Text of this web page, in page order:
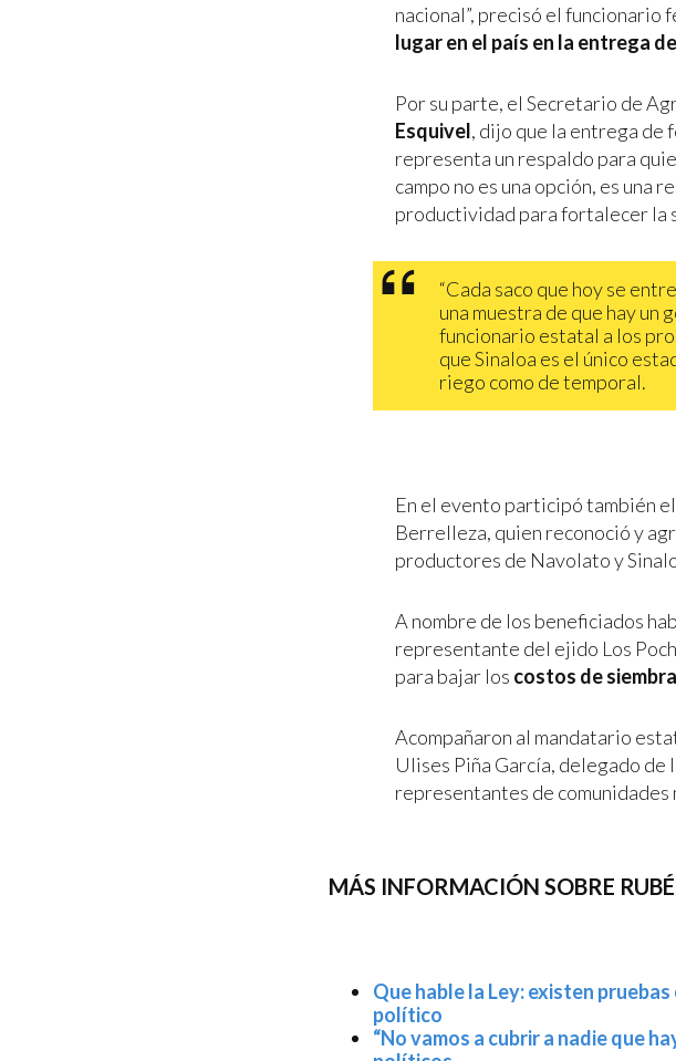
nacional”, precisó el funcionario
lugar en el país en la entrega
Por su parte, el Secretario de
Esquivel, dijo que la entrega de
representa un respaldo para
campo no es una opción, es una
productividad para fortalecer la
“Cada saco que hoy se
una muestra de que hay un
funcionario estatal a los
que Sinaloa es el único
riego como de temporal.
En el evento participó también
Berrelleza, quien reconoció y
productores de Navolato y
A nombre de los beneficiados
representante del ejido Los
para bajar los costos de
Acompañaron al mandatario
Ulises Piña García, delegado
representantes de
MÁS INFORMACIÓN SOBRE
Que hable la Ley: existen
político
“No vamos a cubrir a nadie que